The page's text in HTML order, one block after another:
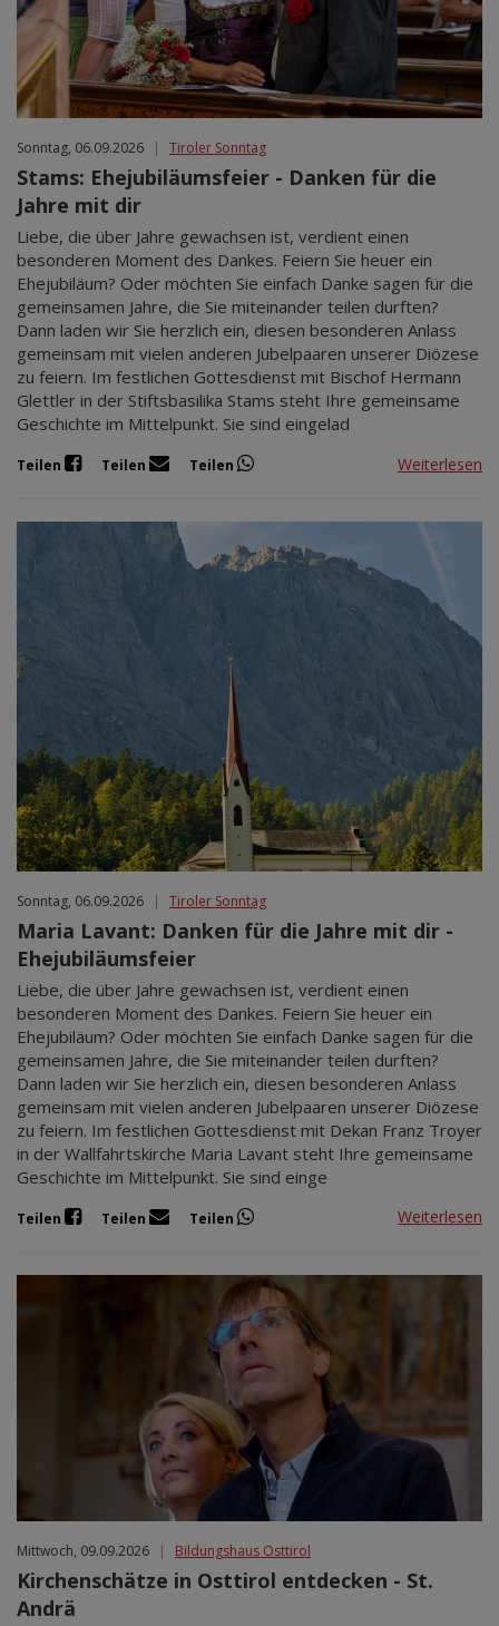
Sonntag, 06.09.2026 | Tiroler Sonntag
Stams: Ehejubiläumsfeier - Danken für die
Jahre mit dir
Liebe, die über Jahre gewachsen ist, verdient einen
besonderen Moment des Dankes. Feiern Sie heuer ein
Ehejubiläum? Oder möchten Sie einfach Danke sagen für die
gemeinsamen Jahre, die Sie miteinander teilen durften?
Dann laden wir Sie herzlich ein, diesen besonderen Anlass
gemeinsam mit vielen anderen Jubelpaaren unserer Diözese
zu feiern. Im festlichen Gottesdienst mit Bischof Hermann
Glettler in der Stiftsbasilika Stams steht Ihre gemeinsame
Geschichte im Mittelpunkt. Sie sind eingelad
Teilen Teilen Teilen Weiterlesen
Sonntag, 06.09.2026 | Tiroler Sonntag
Maria Lavant: Danken für die Jahre mit dir -
Ehejubiläumsfeier
Liebe, die über Jahre gewachsen ist, verdient einen
besonderen Moment des Dankes. Feiern Sie heuer ein
Ehejubiläum? Oder möchten Sie einfach Danke sagen für die
gemeinsamen Jahre, die Sie miteinander teilen durften?
Dann laden wir Sie herzlich ein, diesen besonderen Anlass
gemeinsam mit vielen anderen Jubelpaaren unserer Diözese
zu feiern. Im festlichen Gottesdienst mit Dekan Franz Troyer
in der Wallfahrtskirche Maria Lavant steht Ihre gemeinsame
Geschichte im Mittelpunkt. Sie sind einge
Teilen Teilen Teilen Weiterlesen
Mittwoch, 09.09.2026 | Bildungshaus Osttirol
Kirchenschätze in Osttirol entdecken - St.
Andrä